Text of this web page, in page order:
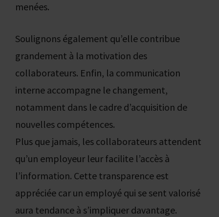
menées.
Soulignons également qu’elle contribue
grandement à la motivation des
collaborateurs. Enfin, la communication
interne accompagne le changement,
notamment dans le cadre d’acquisition de
nouvelles compétences.
Plus que jamais, les collaborateurs attendent
qu’un employeur leur facilite l’accès à
l’information. Cette transparence est
appréciée car un employé qui se sent valorisé
aura tendance à s’impliquer davantage.